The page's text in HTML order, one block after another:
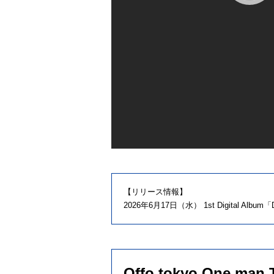
【リリース情報】
2026年6月17日（水） 1st Digital Album「